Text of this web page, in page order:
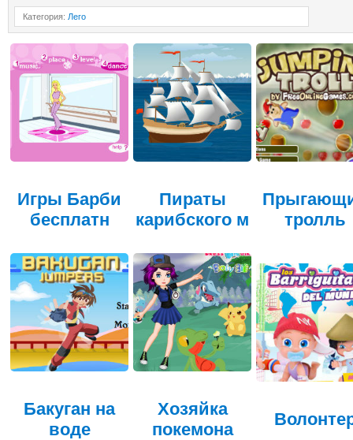
Категория: Лего
Игры Барби
бесплатн
Пираты
карибского м
тролль
Бакуган на
воде
Хозяйка
покемона